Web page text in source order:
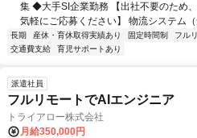
集 ◆大手SI企業勤務 【出社不要のため
気軽にご応募ください】 物流システム
長期 産休・育休取得実績あり 固定時間制 フル
交通費支給
育児サポートあり
派遣社員
フルリモートでAIエンジニア
トライアロー株式会社
月給350,000円